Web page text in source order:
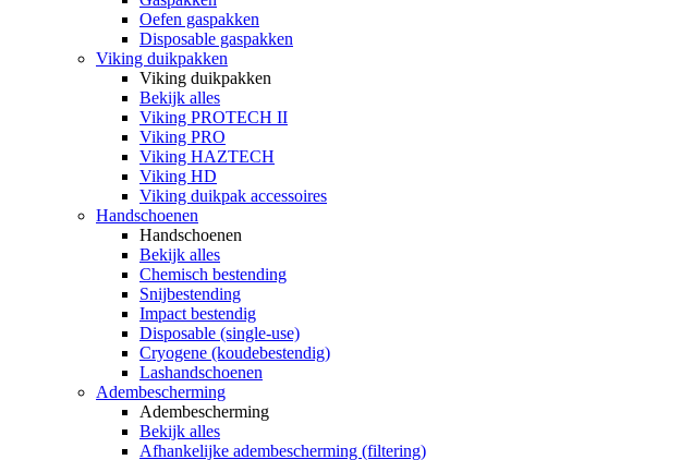
Oefen gaspakken
Disposable gaspakken
Viking duikpakken
Viking duikpakken
Bekijk alles
Viking PROTECH II
Viking PRO
Viking HAZTECH
Viking HD
Viking duikpak accessoires
Handschoenen
Handschoenen
Bekijk alles
Chemisch bestending
Snijbestending
Impact bestendig
Disposable (single-use)
Cryogene (koudebestendig)
Lashandschoenen
Adembescherming
Adembescherming
Bekijk alles
Afhankelijke adembescherming (filtering)